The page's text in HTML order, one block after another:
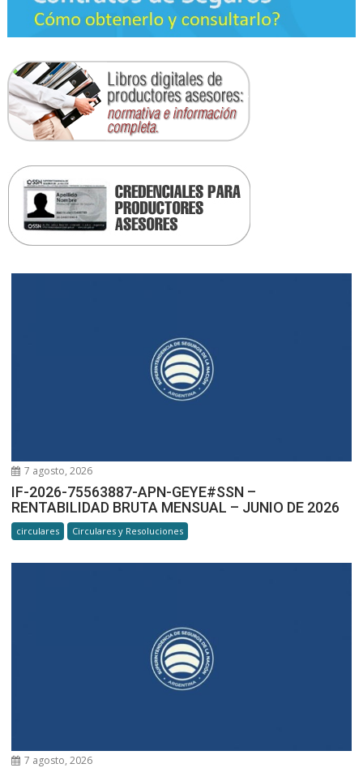
7 agosto, 2026
IF-2026-75563887-APN-GEYE#SSN –
RENTABILIDAD BRUTA MENSUAL – JUNIO DE 2026
circulares Circulares y Resoluciones
7 agosto, 2026